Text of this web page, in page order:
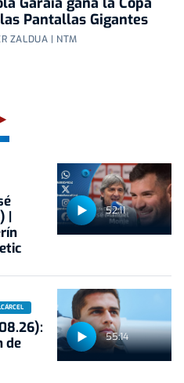
Pantallas Gigantes
ZALDUA | NTM
52:11
|
55:14
de